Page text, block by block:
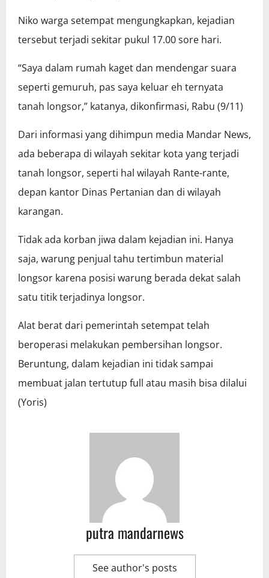
Niko warga setempat mengungkapkan, kejadian
tersebut terjadi sekitar pukul 17.00 sore hari.
“Saya dalam rumah kaget dan mendengar suara
seperti gemuruh, pas saya keluar eh ternyata
tanah longsor,” katanya, dikonfirmasi, Rabu (9/11)
Dari informasi yang dihimpun media Mandar News,
ada beberapa di wilayah sekitar kota yang terjadi
tanah longsor, seperti hal wilayah Rante-rante,
depan kantor Dinas Pertanian dan di wilayah
karangan.
Tidak ada korban jiwa dalam kejadian ini. Hanya
saja, warung penjual tahu tertimbun material
longsor karena posisi warung berada dekat salah
satu titik terjadinya longsor.
Alat berat dari pemerintah setempat telah
beroperasi melakukan pembersihan longsor.
Beruntung, dalam kejadian ini tidak sampai
membuat jalan tertutup full atau masih bisa dilalui
(Yoris)
putra mandarnews
See author's posts